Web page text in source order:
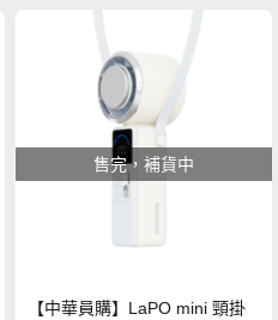
售完，補貨中
【中華員購】LaPO mini 頸掛